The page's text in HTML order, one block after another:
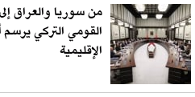
من سوريا والعراق
القومي التركي يرسم
الإقليمية